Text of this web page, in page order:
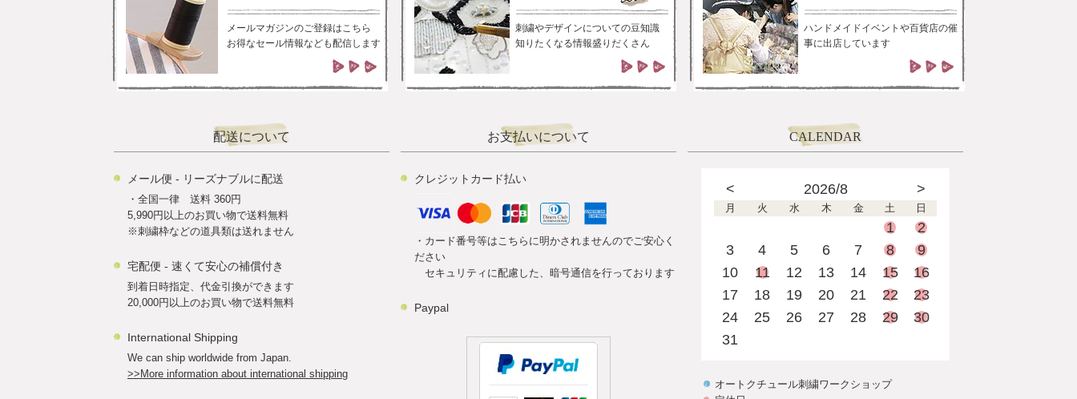
メールマガジンのご登録はこちら
お得なセール情報なども配信します
刺繍やデザインについての豆知識
知りたくなる情報盛りだくさん
ハンドメイドイベントや百貨店の催
事に出店しています
配送について
メール便 - リーズナブルに配送
・全国一律 送料 360円
5,990円以上のお買い物で送料無料
※刺繍枠などの道具類は送れません
宅配便 - 速くて安心の補償付き
到着日時指定、代金引換ができます
20,000円以上のお買い物で送料無料
International Shipping
We can ship worldwide from Japan.
>>More information about international shipping
お支払いについて
クレジットカード払い
・カード番号等はこちらに明かされませんのでご安心く
ださい
セキュリティに配慮した、暗号通信を行っております
Paypal
CALENDAR
< 2026/8 >
月 火 水 木 金 土 日
1
2
3
4 5 6 7 8
9
10
11 12 13 14 15
16
17
18 19 20 21 22
23
24
25 26 27 28 29
30
31
オートクチュール刺繍ワークショップ